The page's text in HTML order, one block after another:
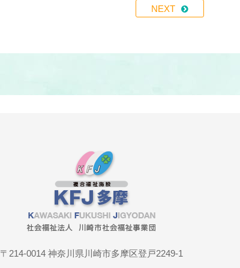
NEXT
〒214-0014 神奈川県川崎市多摩区登戸2249-1